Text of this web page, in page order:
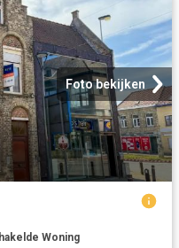
Foto bekijken
Woning